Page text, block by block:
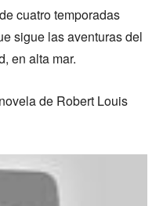
cuatro temporadas
sigue las aventuras del
en alta mar.
de Robert Louis